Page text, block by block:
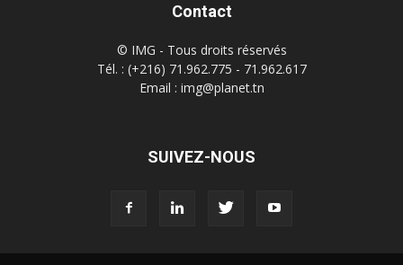
Contact
© IMG - Tous droits réservés
Tél. : (+216) 71.962.775 - 71.962.617
Email : img@planet.tn
SUIVEZ-NOUS